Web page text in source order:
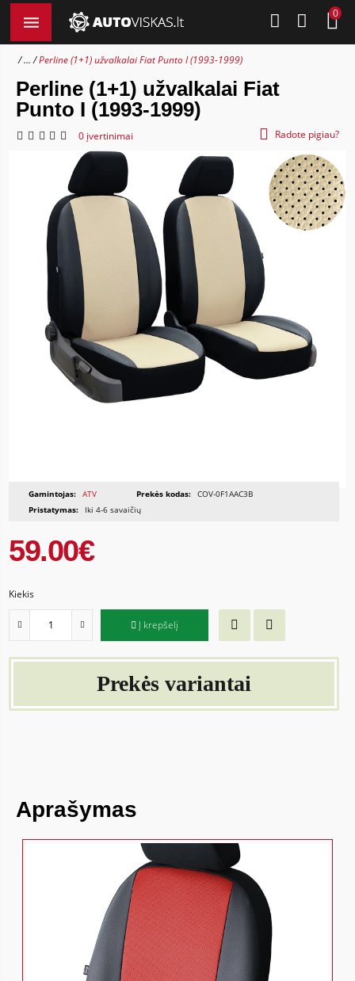
0
... Perline (1+1) užvalkalai Fiat Punto I (1993-1999)
Perline (1+1) užvalkalai Fiat
Punto I (1993-1999)
0 įvertinimai Radote pigiau?
Gamintojas: ATV Prekės kodas: COV-0F1AAC3B
Pristatymas:
Iki 4-6 savaičių
59.00€
Kiekis
Į krepšelį
Prekės variantai
Aprašymas